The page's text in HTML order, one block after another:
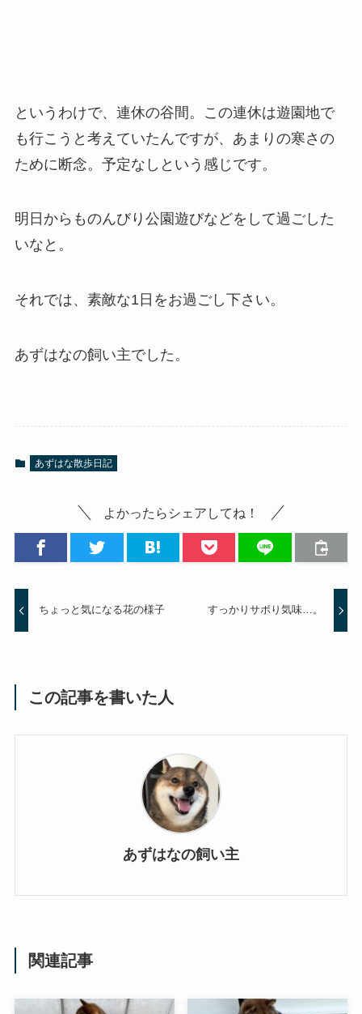
というわけで、連休の谷間。この連休は遊園地で
も行こうと考えていたんですが、あまりの寒さの
ために断念。予定なしという感じです。
明日からものんびり公園遊びなどをして過ごした
いなと。
それでは、素敵な1日をお過ごし下さい。
あずはなの飼い主でした。
あずはな散歩日記
よかったらシェアしてね！
ちょっと気になる花の様子 すっかりサボり気味…。
この記事を書いた人
あずはなの飼い主
関連記事